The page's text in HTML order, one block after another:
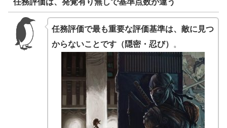
任務評価で最も重要な評価基準は、敵に見つ
からないことです（隠密・忍び）
。